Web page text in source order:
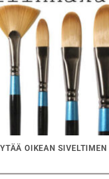
OIKEAN SIVELTIMEN